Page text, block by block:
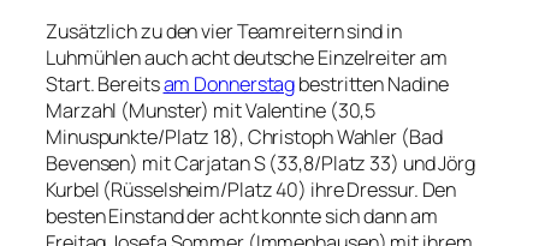
Zusätzlich zu den vier Teamreitern sind in
Luhmühlen auch acht deutsche Einzelreiter am
Start. Bereitsam Donnerstagbestritten Nadine
Marzahl (Munster) mit Valentine (30,5
Minuspunkte/Platz 18), Christoph Wahler (Bad
Bevensen) mit Carjatan S (33,8/Platz 33) und Jörg
Kurbel (Rüsselsheim/Platz 40) ihre Dressur. Den
besten Einstand der acht konnte sich dann am